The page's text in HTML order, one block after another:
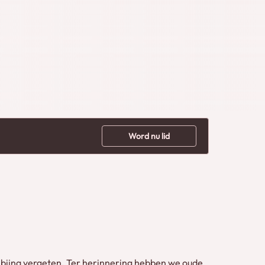
Word nu lid
vergeten. Ter herinnering hebben we oude